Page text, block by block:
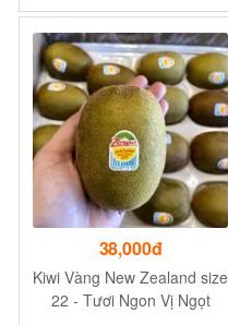
Vị Ngọt Vừa Phải, Chua
Nhẹ
38,000đ
Kiwi Vàng New Zealand size
22 - Tươi Ngon Vị Ngọt